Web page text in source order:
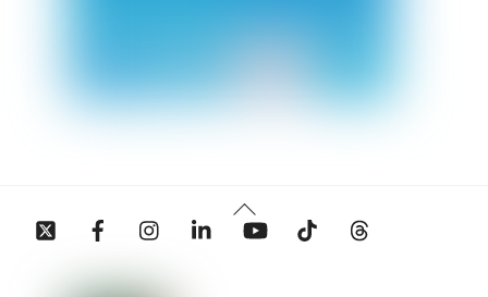
Back
To
Twitter Facebook InstagramLinkedin YouTube Tiktok